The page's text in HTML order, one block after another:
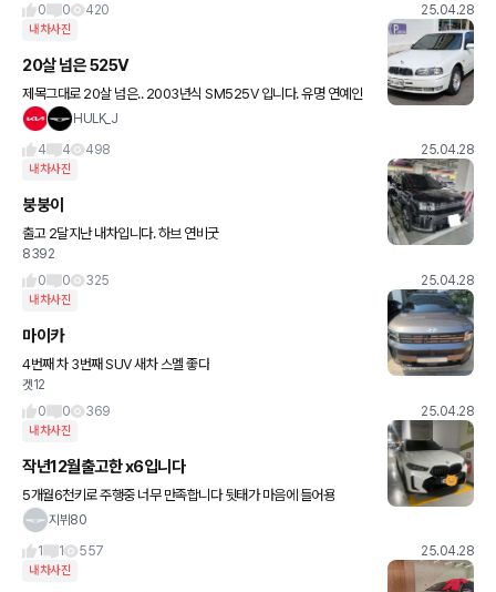
0
0 420 25.04.28
내차사진
20살 넘은 525V
제목그대로 20살 넘은.. 2003년식 SM525V 입니다. 유명 연예인
(형님)이 타시던 차를 잘 받아서 아껴가며 타고 있습니다~ ^^ 요즘 기
HULK_J
4
4 498 25.04.28
내차사진
붕붕이
출고 2달지난 내차입니다. 하브 연비굿
8392
0
0 325 25.04.28
내차사진
마이카
4번째 차 3번째 SUV 새차 스멜 좋다
겟12
0
0 369 25.04.28
내차사진
작년12월출고한 x6입니다
5개월6천키로 주행중 너무 만족합니다 뒷태가 마음에 들어용
지뷔80
1
1 557 25.04.28
내차사진